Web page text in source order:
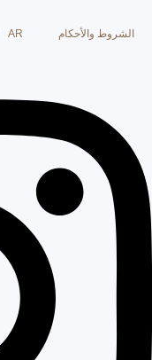
الشروط والأحكام AR